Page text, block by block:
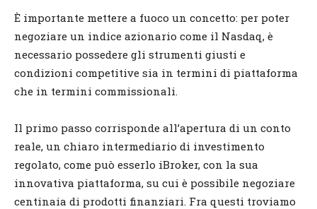
È importante mettere a fuoco un concetto: per poter
negoziare un indice azionario come il Nasdaq, è
necessario possedere gli strumenti giusti e
condizioni competitive sia in termini di piattaforma
che in termini commissionali.
Il primo passo corrisponde all’apertura di un conto
reale, un chiaro intermediario di investimento
regolato, come può esserlo iBroker, con la sua
innovativa piattaforma, su cui è possibile negoziare
centinaia di prodotti finanziari. Fra questi troviamo